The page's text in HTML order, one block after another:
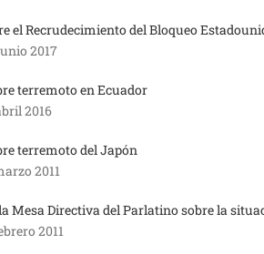
el Recrudecimiento del Bloqueo
2017
terremoto en Ecuador
2016
terremoto del Japón
2011
Mesa Directiva del Parlatino sobre la
2011